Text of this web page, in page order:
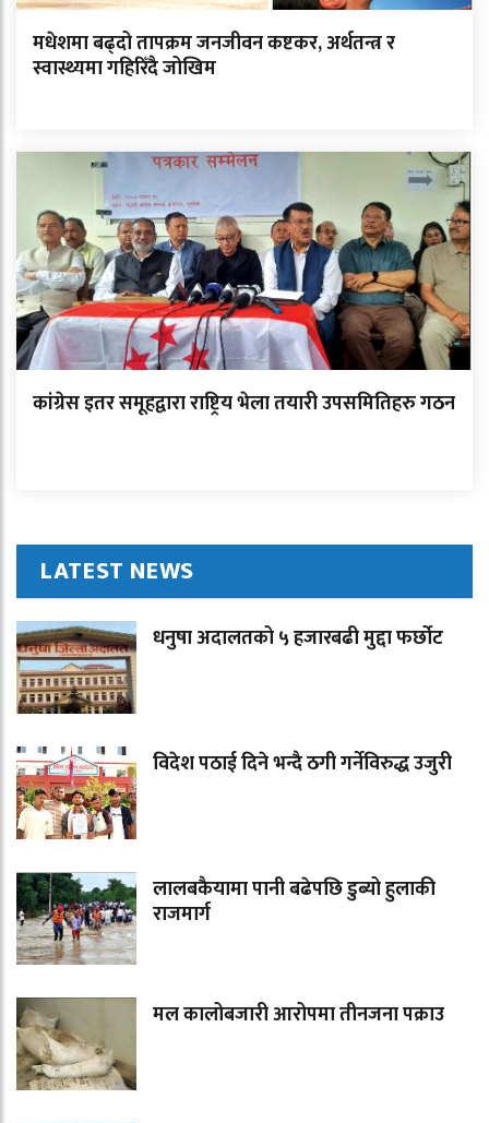
मधेशमा बढ्दो तापक्रम जनजीवन कष्टकर, अर्थतन्त्र र
स्वास्थ्यमा गहिरिँदै जोखिम
कांग्रेस इतर समूहद्वारा राष्ट्रिय भेला तयारी उपसमितिहरु गठन
LATEST NEWS
धनुषा अदालतको ५ हजारबढी मुद्दा फर्छोट
विदेश पठाई दिने भन्दै ठगी गर्नेविरुद्ध उजुरी
लालबकैयामा पानी बढेपछि डुब्यो हुलाकी
राजमार्ग
मल कालोबजारी आरोपमा तीनजना पक्राउ